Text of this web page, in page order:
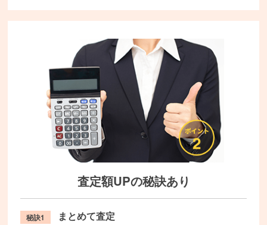
査定額UPの秘訣あり
秘訣1 まとめて査定